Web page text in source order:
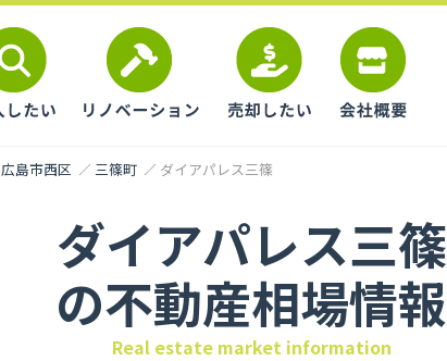
広島市西区 三篠町 ダイアパレス三篠
ダイアパレス三篠
の不動産相場情報
Real estate market information